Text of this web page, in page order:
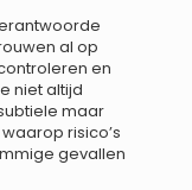
al op
en
niet altijd
maar
risico’s
gevallen